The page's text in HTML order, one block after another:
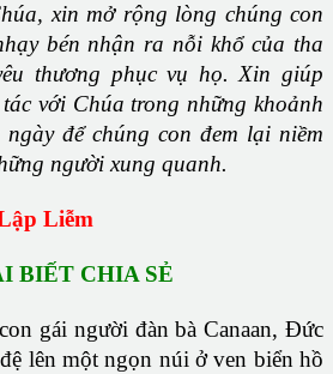
xin mở rộng lòng chúng con
bén nhận ra nỗi khổ của tha
thương phục vụ họ. Xin giúp
với Chúa trong những khoảnh
để chúng con đem lại niềm
người xung quanh.
Liễm
BIẾT CHIA SẺ
gái người đàn bà Canaan, Đức
lên một ngọn núi ở ven biển hồ